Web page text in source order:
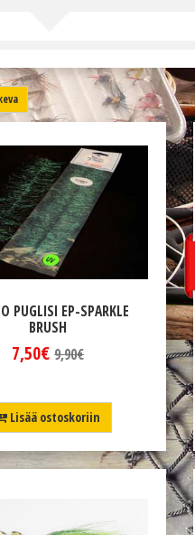
PUGLISI EP-SPARKLE
BRUSH
7,50€ 9,90€
Lisää ostoskoriin